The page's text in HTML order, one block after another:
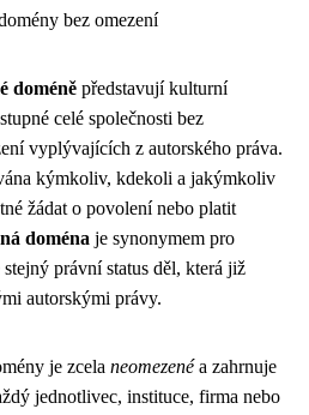
bez omezení
doméně představují kulturní
celé společnosti bez
vyplývajících z autorského práva.
kýmkoliv, kdekoli a jakýmkoliv
žádat o povolení nebo platit
doména je synonymem pro
právní status děl, která již
autorskými právy.
je zcela neomezenéa zahrnuje
jednotlivec, instituce, firma nebo